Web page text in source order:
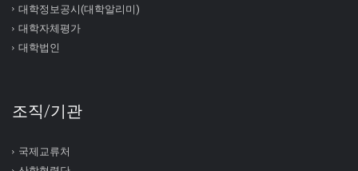
대학정보공시(대학알리미)
대학자체평가
대학법인
조직/기관
국제교류처